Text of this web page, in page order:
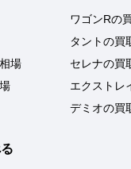
場
ワゴンRの
タントの買
セレナの買
エクストレ
デミオの買